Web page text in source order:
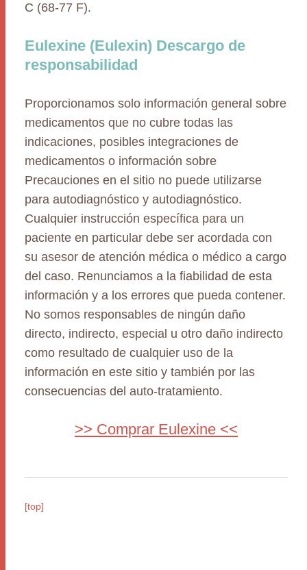
C (68-77 F).
Eulexine (Eulexin) Descargo de
responsabilidad
Proporcionamos solo información general sobre
medicamentos que no cubre todas las
indicaciones, posibles integraciones de
medicamentos o información sobre
Precauciones en el sitio no puede utilizarse
para autodiagnóstico y autodiagnóstico.
Cualquier instrucción específica para un
paciente en particular debe ser acordada con
su asesor de atención médica o médico a cargo
del caso. Renunciamos a la fiabilidad de esta
información y a los errores que pueda contener.
No somos responsables de ningún daño
directo, indirecto, especial u otro daño indirecto
como resultado de cualquier uso de la
información en este sitio y también por las
consecuencias del auto-tratamiento.
>> Comprar Eulexine <<
[top]